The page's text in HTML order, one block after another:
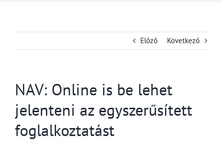
Előző Következő
NAV: Online is be lehet
jelenteni az egyszerűsített
foglalkoztatást